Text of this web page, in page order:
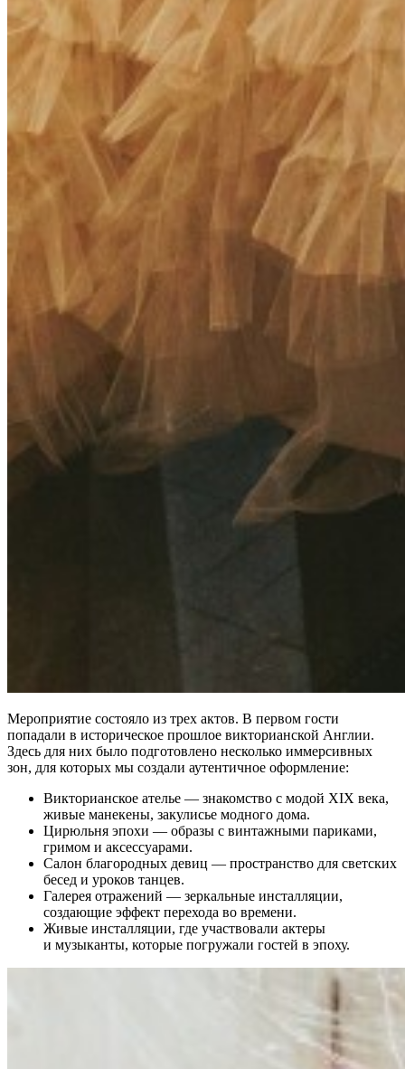
Мероприятие состояло из трех актов. В первом гости
попадали в историческое прошлое викторианской Англии.
Здесь для них было подготовлено несколько иммерсивных
зон, для которых мы создали аутентичное оформление:
Викторианское ателье — знакомство с модой XIX века,
живые манекены, закулисье модного дома.
Цирюльня эпохи — образы с винтажными париками,
гримом и аксессуарами.
Салон благородных девиц — пространство для светских
бесед и уроков танцев.
Галерея отражений — зеркальные инсталляции,
создающие эффект перехода во времени.
Живые инсталляции, где участвовали актеры
и музыканты, которые погружали гостей в эпоху.